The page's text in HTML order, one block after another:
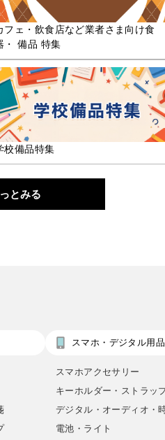
フェ・飲食店など業者さま向け食
・ 備品 特集
校備品特集
とみる
スマホ・デジタル用品
スマホアクセサリー
キーホルダー・ストラッ
デジタル・オーディオ・
電池・ライト